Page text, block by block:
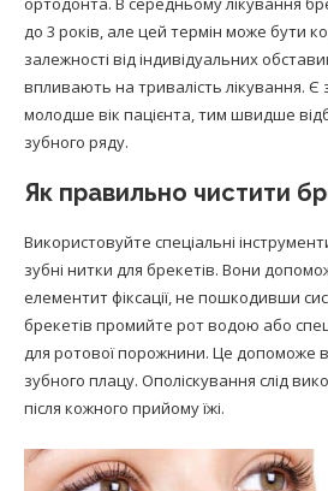
до 3 років, але цей термін може бути
залежності від індивідуальних
впливають на тривалість лікування. Є
молодше вік пацієнта, тим швидше
зубного ряду.
Як правильно чистити
Використовуйте спеціальні
зубні нитки для брекетів. Вони
елементит фіксації, не пошкодивши
брекетів промийте рот водою або
для ротової порожнини. Це допоможе
зубного плацу. Ополіскування слід
після кожного прийому їжі.